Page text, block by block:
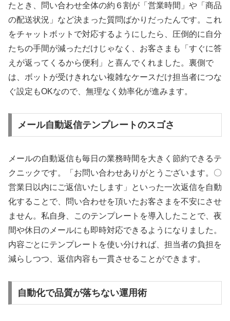
たとき、問い合わせ全体の約６割が「営業時間」や「商品
の配送状況」など決まった質問ばかりだったんです。これ
をチャットボットで対応するようにしたら、圧倒的に自分
たちの手間が減っただけじゃなく、お客さまも「すぐに答
えが返ってくるから便利」と喜んでくれました。裏側で
は、ボットが受けきれない複雑なケースだけ担当者につな
ぐ設定もOKなので、無理なく効率化が進みます。
メール自動返信テンプレートのスゴさ
メールの自動返信も毎日の業務時間を大きく節約できるテ
クニックです。「お問い合わせありがとうございます。〇
営業日以内にご返信いたします」といった一次返信を自動
化することで、問い合わせを頂いたお客さまを不安にさせ
ません。私自身、このテンプレートを導入したことで、夜
間や休日のメールにも即時対応できるようになりました。
内容ごとにテンプレートを使い分ければ、担当者の負担を
減らしつつ、返信内容も一貫させることができます。
自動化で品質が落ちない運用術